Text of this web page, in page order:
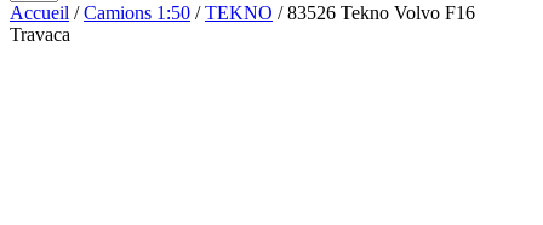
Accueil /Camions 1:50 /TEKNO / 83526 Tekno Volvo F16
Travaca